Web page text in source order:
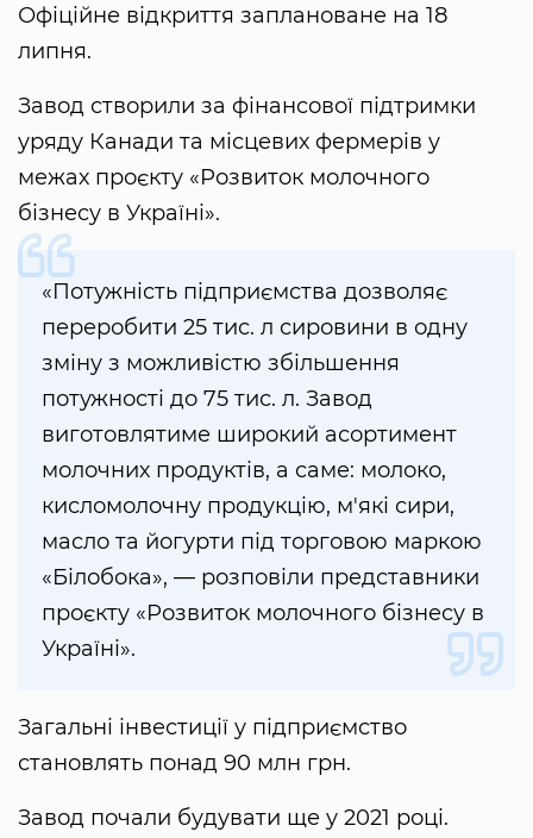
Офіційне відкриття заплановане на 18
липня.
Завод створили за фінансової підтримки
уряду Канади та місцевих фермерів у
межах проєкту «Розвиток молочного
бізнесу в Україні».
«Потужність підприємства дозволяє
переробити 25 тис. л сировини в одну
зміну з можливістю збільшення
потужності до 75 тис. л. Завод
виготовлятиме широкий асортимент
молочних продуктів, а саме: молоко,
кисломолочну продукцію, м'які сири,
масло та йогурти під торговою маркою
«Білобока», — розповіли представники
проєкту «Розвиток молочного бізнесу в
Україні».
Загальні інвестиції у підприємство
становлять понад 90 млн грн.
Завод почали будувати ще у 2021 році.